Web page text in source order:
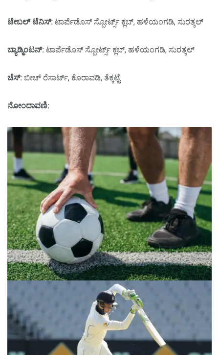
ಟೇಬಲ್ ಟೆನಿಸ್: ಟಾರ್ಪೆಡೊಸ್ ಸ್ಪೋರ್ಟ್ಸ್ ಕ್ಲಬ್, ಹಳೆಯಂಗಡಿ, ಸುರತ್ಕಲ್
ಬ್ಯಾಡ್ಮಿಂಟನ್: ಟಾರ್ಪೆಡೊಸ್ ಸ್ಪೋರ್ಟ್ಸ್ ಕ್ಲಬ್, ಹಳೆಯಂಗಡಿ, ಸುರತ್ಕಲ್
ಚೆಸ್: ಬೀಚ್ ರೆಸಾರ್ಟ್, ಕೊರಾವಡಿ, ತೆಕ್ಕಟ್ಟೆ.
ನೋಂದಾವಣಿ: